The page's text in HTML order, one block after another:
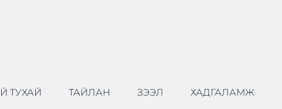
ТУХАЙ ТАЙЛАН ЗЭЭЛ ХАДГАЛАМЖ